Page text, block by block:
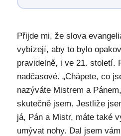
Přijde mi, že slova
vybízejí, aby to bylo
pravidelně, i ve 21. století.
nadčasové. „Chápete, co
nazýváte Mistrem a
skutečně jsem. Jestliže
já, Pán a Mistr, máte také
umývat nohy. Dal jsem